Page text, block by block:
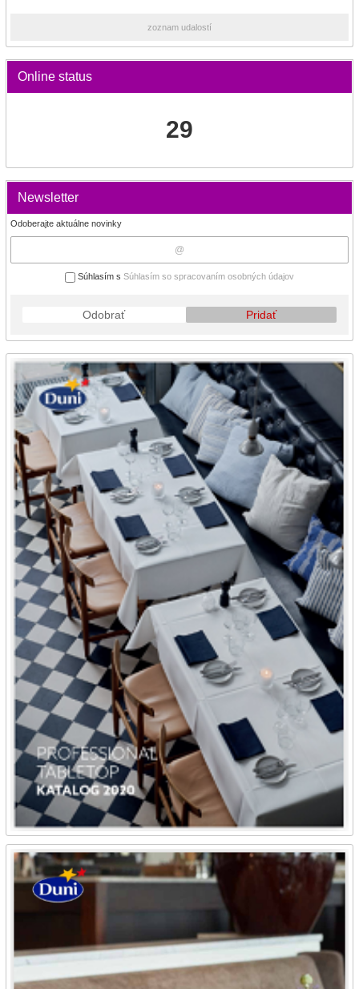
zoznam udalostí
Online status
29
Newsletter
Odoberajte aktuálne novinky
Súhlasím s Súhlasím so spracovaním osobných údajov
Odobrať Pridať